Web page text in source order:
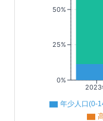
2023
0%
25%
50%
年少人口(0-